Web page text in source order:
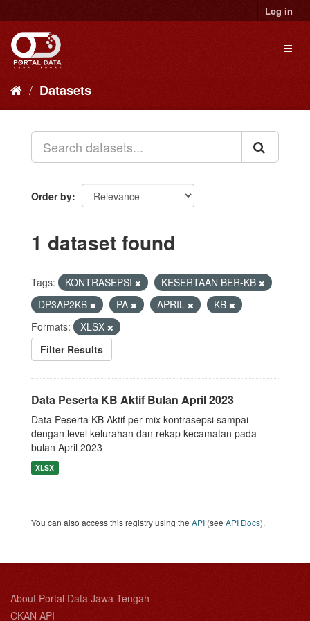
to
content
Log in
Datasets
Order by
1 dataset found
Tags: KONTRASEPSI
KESERTAAN BER-KB
DP3AP2KB
PA APRIL
KB
Formats:
XLSX
Filter Results
Data Peserta KB Aktif Bulan April 2023
Data Peserta KB Aktif per mix kontrasepsi sampai
dengan level kelurahan dan rekap kecamatan pada
bulan April 2023
XLSX
You can also access this registry using the API (see API Docs).
About Portal Data Jawa Tengah
CKAN API